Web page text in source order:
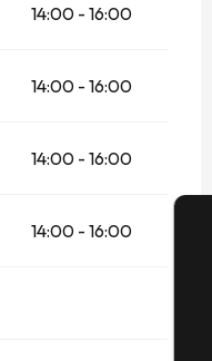
14:00 - 16:00
14:00 - 16:00
14:00 - 16:00
14:00 - 16:00